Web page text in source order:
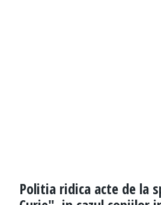
Politia ridica acte de la